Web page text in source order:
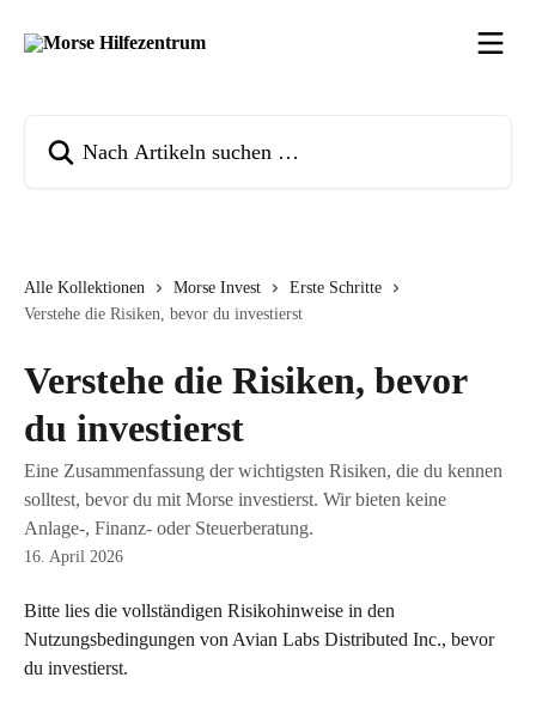
Alle Kollektionen Morse Invest
Erste Schritte
Verstehe die Risiken, bevor du investierst
Verstehe die Risiken, bevor
du investierst
Eine Zusammenfassung der wichtigsten Risiken, die du kennen
solltest, bevor du mit Morse investierst. Wir bieten keine
Anlage-, Finanz- oder Steuerberatung.
16. April 2026
Bitte lies die vollständigen Risikohinweise in den
Nutzungsbedingungen von Avian Labs Distributed Inc., bevor
du investierst.